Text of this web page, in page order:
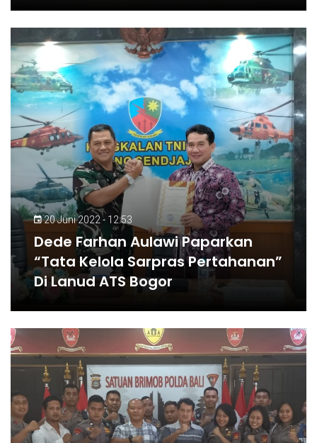
20 Juni 2022 - 12:53
Dede Farhan Aulawi Paparkan
“Tata Kelola Sarpras Pertahanan”
Di Lanud ATS Bogor